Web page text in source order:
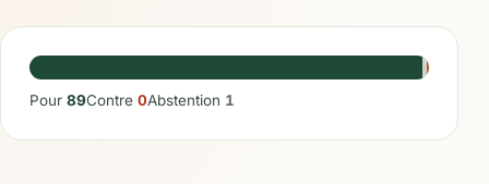
Pour 89Contre 0Abstention 1